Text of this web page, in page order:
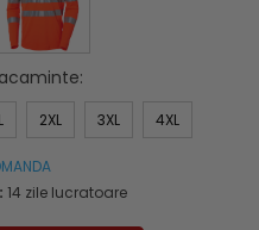
:
2XL 3XL 4XL
14 zile lucratoare